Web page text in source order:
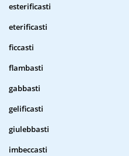
esterificasti
eterificasti
ficcasti
flambasti
gabbasti
gelificasti
giulebbasti
imbeccasti